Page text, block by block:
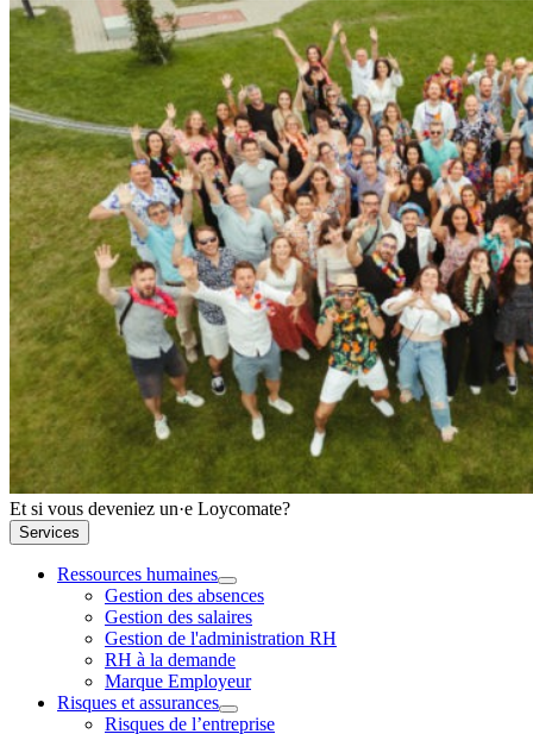
Et si vous deveniez un·e Loycomate?
Services
Ressources humaines
Gestion des absences
Gestion des salaires
Gestion de l'administration RH
RH à la demande
Marque Employeur
Risques et assurances
Risques de l’entreprise